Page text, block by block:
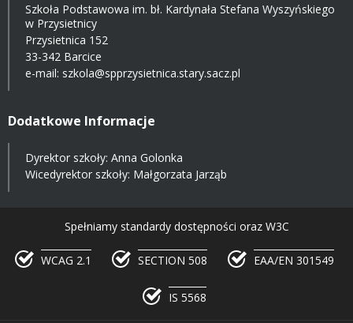
Szkoła Podstawowa im. bł. Kardynała Stefana Wyszyńskiego
w Przysietnicy
Przysietnica 152
33-342 Barcice
e-mail: szkola@spprzysietnica.stary.sacz.pl
Dodatkowe Informacje
Dyrektor szkoły: Anna Golonka
Wicedyrektor szkoły: Małgorzata Jarząb
Spełniamy standardy dostępności oraz W3C
WCAG 2.1 SECTION 508 EAA/EN 301549
IS 5568